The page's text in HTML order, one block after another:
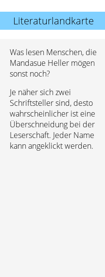
Literaturlandkarte
Was lesen Menschen, die
Mandasue Heller mögen
sonst noch?
Je näher sich zwei
Schriftsteller sind, desto
wahrscheinlicher ist eine
Überschneidung bei der
Leserschaft. Jeder Name
kann angeklickt werden.